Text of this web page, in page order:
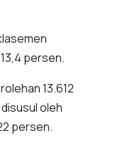
persen.
13.612
oleh
persen.